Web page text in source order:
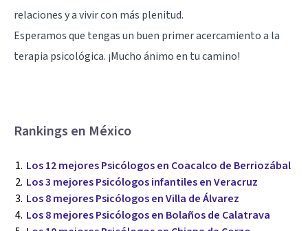
relaciones y a vivir con más plenitud.
Esperamos que tengas un buen primer acercamiento a la
terapia psicológica. ¡Mucho ánimo en tu camino!
Rankings en México
Los 12 mejores Psicólogos en Coacalco de Berriozábal
Los 3 mejores Psicólogos infantiles en Veracruz
Los 8 mejores Psicólogos en Villa de Álvarez
Los 8 mejores Psicólogos en Bolaños de Calatrava